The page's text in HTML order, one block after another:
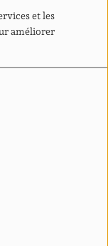
et les
améliorer